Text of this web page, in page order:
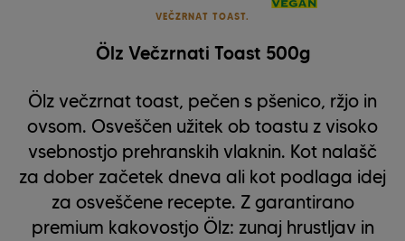
VEČZRNAT TOAST.
Ölz Večzrnati Toast 500g
Ölz večzrnat toast, pečen s pšenico, ržjo in
ovsom. Osveščen užitek ob toastu z visoko
vsebnostjo prehranskih vlaknin. Kot nalašč
za dober začetek dneva ali kot podlaga idej
za osveščene recepte. Z garantirano
premium kakovostjo Ölz: zunaj hrustljav in